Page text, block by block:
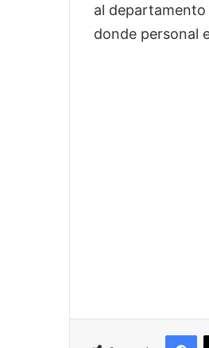
al departamento
donde personal